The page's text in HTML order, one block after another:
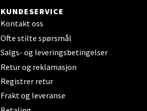
KUNDESERVICE
Kontakt oss
Ofte stilte spørsmål
Salgs- og leveringsbetingelser
Retur og reklamasjon
Registrer retur
Frakt og leveranse